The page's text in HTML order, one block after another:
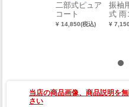
二部式ピュア
コート
¥ 14,850(税込)
振袖
式 雨
¥
当店の商品画像、商品説明を
さい